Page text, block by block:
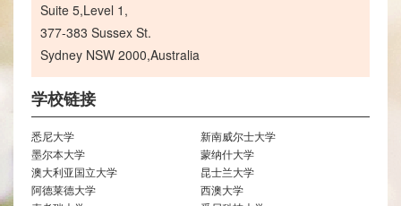
Suite 5,Level 1,
377-383 Sussex St.
Sydney NSW 2000,Australia
学校链接
悉尼大学
新南威尔士大学
墨尔本大学
蒙纳什大学
澳大利亚国立大学
昆士兰大学
阿德莱德大学
西澳大学